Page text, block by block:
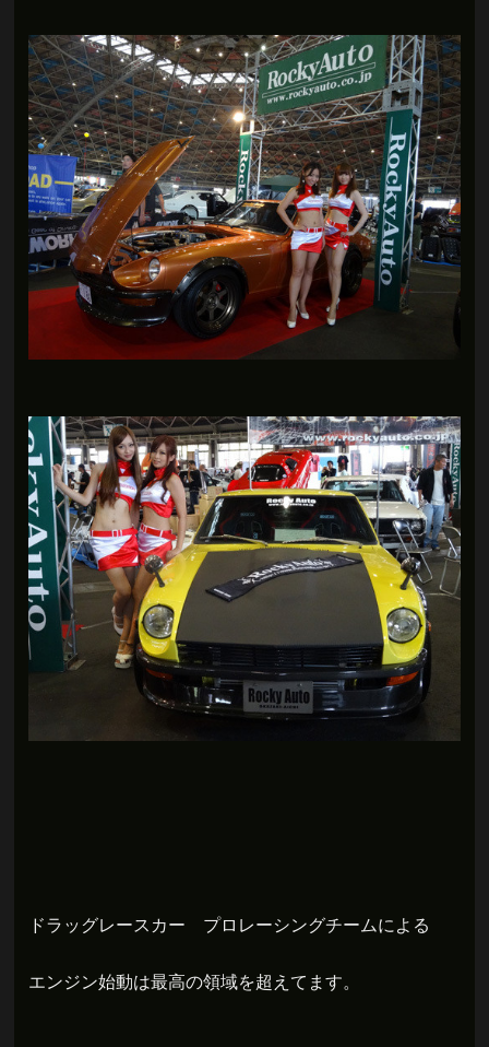
ドラッグレースカー プロレーシングチームによる
エンジン始動は最高の領域を超えてます。